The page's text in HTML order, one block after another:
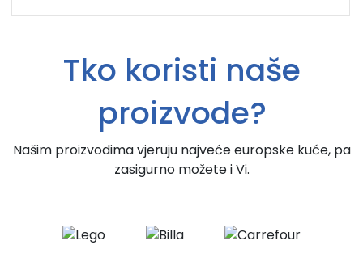
Tko koristi naše
proizvode?
Našim proizvodima vjeruju najveće europske kuće, pa
zasigurno možete i Vi.